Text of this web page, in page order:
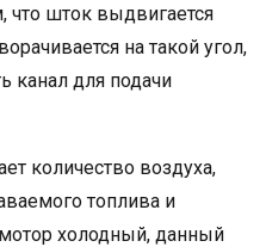
что шток выдвигается
на такой угол,
канал для подачи
количество воздуха,
топлива и
холодный, данный